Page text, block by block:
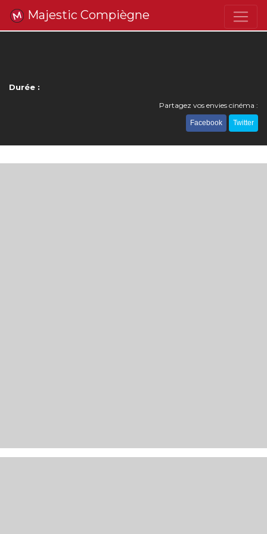
Majestic Compiègne
Durée :
Partagez vos envies cinéma :
Facebook Twitter